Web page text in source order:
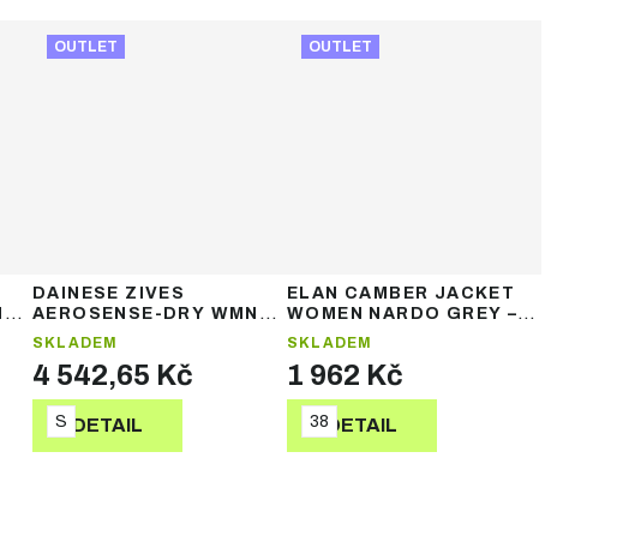
OUTLET
DAINESE ZIVES
AEROSENSE-DRY WMN
JACKET – dámská
SKLADEM
4 542,65 Kč
DETAIL
S
OUTLET
ELAN CAMBER JACKET
WOMEN NARDO GREY –
dámská lyžařská bunda
SKLADEM
1 962 Kč
DETAIL
38